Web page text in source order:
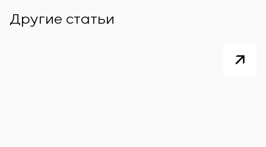
Другие статьи